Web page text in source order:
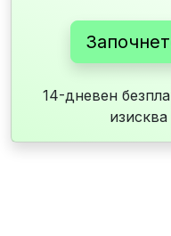
14-дневен